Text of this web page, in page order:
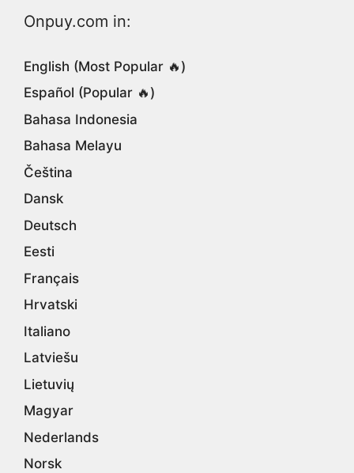
Onpuy.com in:
English (Most Popular 🔥)
Español (Popular 🔥)
Bahasa Indonesia
Bahasa Melayu
Čeština
Dansk
Deutsch
Eesti
Français
Hrvatski
Italiano
Latviešu
Lietuvių
Magyar
Nederlands
Norsk